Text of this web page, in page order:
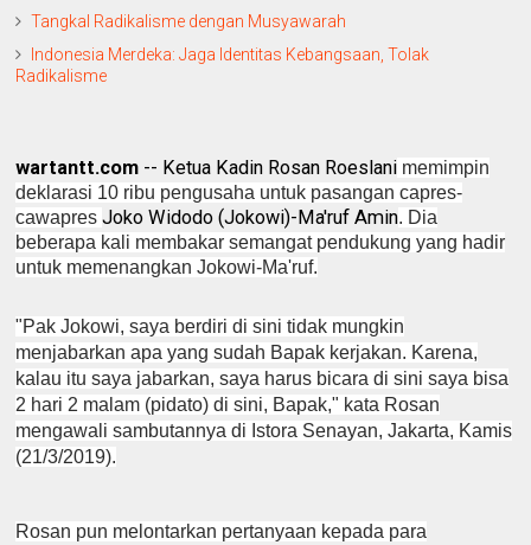
Tangkal Radikalisme dengan Musyawarah
Indonesia Merdeka: Jaga Identitas Kebangsaan, Tolak
Radikalisme
wartantt.com -- Ketua Kadin Rosan Roeslani memimpin
deklarasi 10 ribu pengusaha untuk pasangan capres-
cawapresJoko Widodo (Jokowi)-Ma'ruf Amin. Dia
beberapa kali membakar semangat pendukung yang hadir
untuk memenangkan Jokowi-Ma'ruf.
"Pak Jokowi, saya berdiri di sini tidak mungkin
menjabarkan apa yang sudah Bapak kerjakan. Karena,
kalau itu saya jabarkan, saya harus bicara di sini saya bisa
2 hari 2 malam (pidato) di sini, Bapak," kata Rosan
mengawali sambutannya di Istora Senayan, Jakarta, Kamis
(21/3/2019).
Rosan pun melontarkan pertanyaan kepada para